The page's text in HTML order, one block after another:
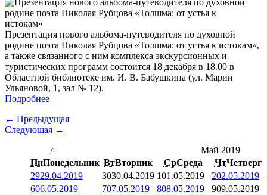
Презентация нового альбома-путеводителя по духовной
родине поэта Николая Рубцова «Толшма: от устья к истокам»,
а также связанного с ним комплекса экскурсионных и
туристических программ состоится 18 декабря в 18.00 в
Областной библиотеке им. И. В. Бабушкина (ул. Марии
Ульяновой, 1, зал № 12).
Подробнее
← Предыдущая
Следующая →
<
Май 2019
ПнПонедельник ВтВторник СрСреда ЧтЧетверг
2929.04.2019 3030.04.2019 101.05.2019 202.05.2019
606.05.2019 707.05.2019 808.05.2019 909.05.2019